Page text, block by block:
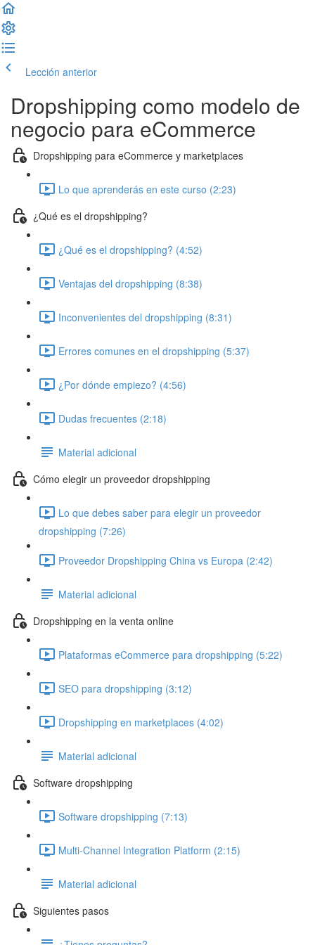
Lección anterior
Dropshipping como modelo de
negocio para eCommerce
Dropshipping para eCommerce y marketplaces
Lo que aprenderás en este curso (2:23)
¿Qué es el dropshipping?
¿Qué es el dropshipping? (4:52)
Ventajas del dropshipping (8:38)
Inconvenientes del dropshipping (8:31)
Errores comunes en el dropshipping (5:37)
¿Por dónde empiezo? (4:56)
Dudas frecuentes (2:18)
Material adicional
Cómo elegir un proveedor dropshipping
Lo que debes saber para elegir un proveedor
dropshipping (7:26)
Proveedor Dropshipping China vs Europa (2:42)
Material adicional
Dropshipping en la venta online
Plataformas eCommerce para dropshipping (5:22)
SEO para dropshipping (3:12)
Dropshipping en marketplaces (4:02)
Material adicional
Software dropshipping
Software dropshipping (7:13)
Multi-Channel Integration Platform (2:15)
Material adicional
Siguientes pasos